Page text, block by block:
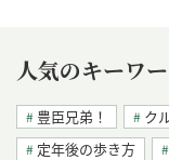
人気のキーワ
豊臣兄弟！ ク
定年後の歩き方